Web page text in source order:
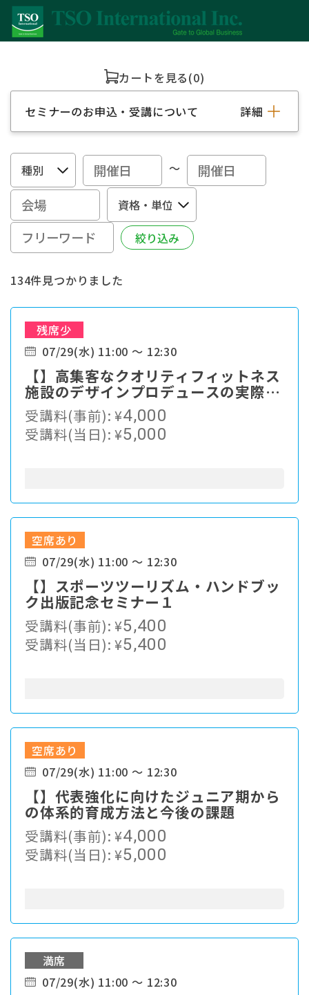
カートを見る(0)
セミナーのお申込・受講について 詳細
～
134件見つかりました
残席少
07/29(水) 11:00 ～ 12:30
【】高集客なクオリティフィットネス
施設のデザインプロデュースの実際・
Vol２ ～総合クラブ・ジムスタジオク
ラブ・ファストジムクラブの最新事例
～
受講料(事前):¥4,000
受講料(当日):¥5,000
空席あり
07/29(水) 11:00 ～ 12:30
【】スポーツツーリズム・ハンドブッ
ク出版記念セミナー１
受講料(事前):¥5,400
受講料(当日):¥5,400
空席あり
07/29(水) 11:00 ～ 12:30
【】代表強化に向けたジュニア期から
の体系的育成方法と今後の課題
受講料(事前):¥4,000
受講料(当日):¥5,000
満席
07/29(水) 11:00 ～ 12:30